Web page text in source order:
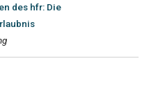
des hfr: Die